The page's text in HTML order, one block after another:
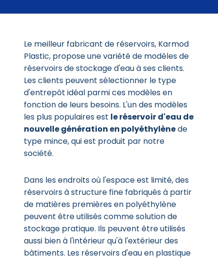
Le meilleur fabricant de réservoirs, Karmod
Plastic, propose une variété de modèles de
réservoirs de stockage d'eau à ses clients.
Les clients peuvent sélectionner le type
d'entrepôt idéal parmi ces modèles en
fonction de leurs besoins. L'un des modèles
les plus populaires est le réservoir d'eau de
nouvelle génération en polyéthylènede
type mince, qui est produit par notre
société.
Dans les endroits où l'espace est limité, des
réservoirs à structure fine fabriqués à partir
de matières premières en polyéthylène
peuvent être utilisés comme solution de
stockage pratique. Ils peuvent être utilisés
aussi bien à l'intérieur qu'à l'extérieur des
bâtiments. Les réservoirs d'eau en plastique